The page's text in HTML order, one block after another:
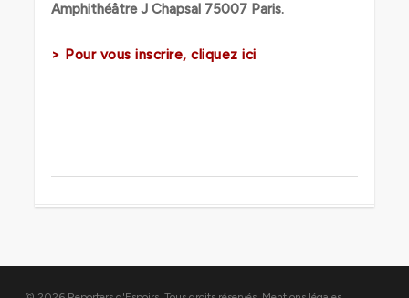
Amphithéâtre J Chapsal 75007 Paris.
> Pour vous inscrire, cliquez ici